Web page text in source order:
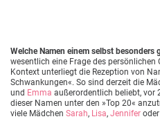
Welche Namen einem selbst besonders
wesentlich eine Frage des
Kontext unterliegt die Rezeption von
Schwankungen«. So sind derzeit die
und Emma außerordentlich beliebt, vor
dieser Namen unter den »Top 20«
viele Mädchen Sarah, Lisa, Jennifer oder